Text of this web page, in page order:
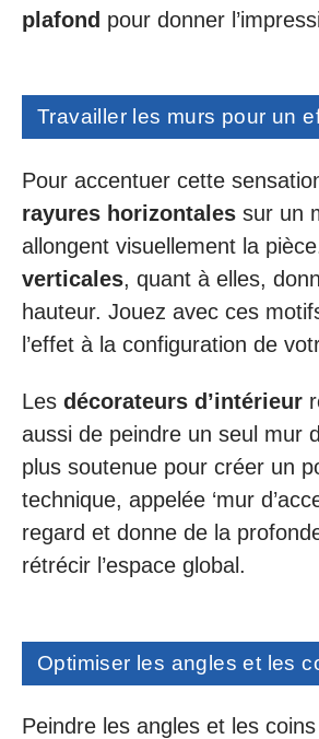
plafond pour donner
Travailler les murs pour un
Pour accentuer cette
rayures horizontales sur un
allongent visuellement la
verticales, quant à elles,
hauteur. Jouez avec ces
l’effet à la configuration de
Les décorateurs d’intérieur
aussi de peindre un seul mur
plus soutenue pour créer un
technique, appelée ‘mur
regard et donne de la
rétrécir l’espace global.
Optimiser les angles et les
Peindre les angles et les